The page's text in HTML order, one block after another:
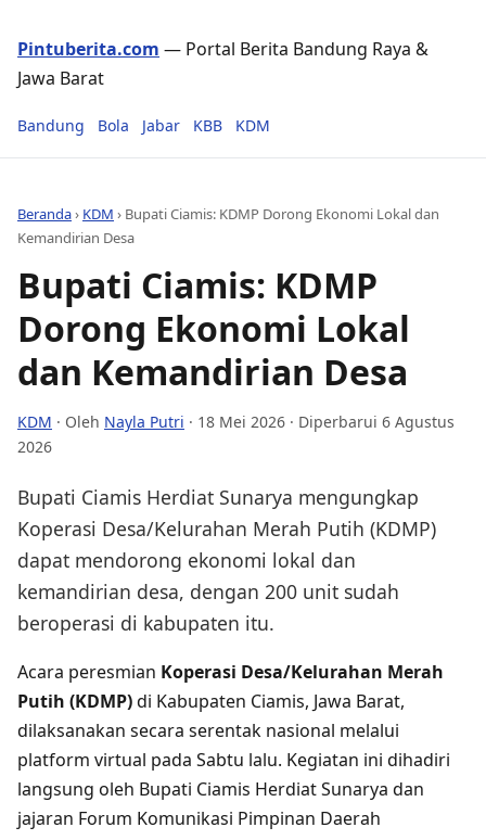
Pintuberita.com — Portal Berita Bandung Raya &
Jawa Barat
Bandung Bola Jabar KBB KDM
Beranda› KDM › Bupati Ciamis: KDMP Dorong Ekonomi Lokal dan
Kemandirian Desa
Bupati Ciamis: KDMP
Dorong Ekonomi Lokal
dan Kemandirian Desa
KDM · Oleh Nayla Putri · 18 Mei 2026 · Diperbarui 6 Agustus
2026
Bupati Ciamis Herdiat Sunarya mengungkap
Koperasi Desa/Kelurahan Merah Putih (KDMP)
dapat mendorong ekonomi lokal dan
kemandirian desa, dengan 200 unit sudah
beroperasi di kabupaten itu.
Acara peresmian Koperasi Desa/Kelurahan Merah
Putih (KDMP)di Kabupaten Ciamis, Jawa Barat,
dilaksanakan secara serentak nasional melalui
platform virtual pada Sabtu lalu. Kegiatan ini dihadiri
langsung oleh Bupati Ciamis Herdiat Sunarya dan
jajaran Forum Komunikasi Pimpinan Daerah